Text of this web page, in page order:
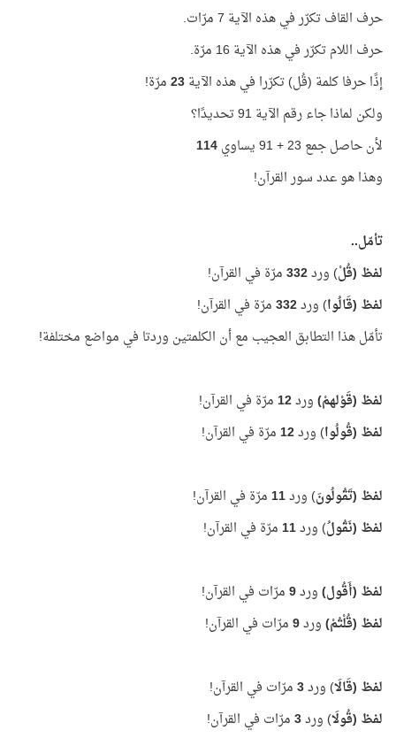
حرف القاف تكرّر في هذه الآية 7 مرّات.
حرف اللام تكرّر في هذه الآية 16 مرّة.
إذًا حرفا كلمة (قُل) تكرّرا في هذه الآية23مرّة!
ولكن لماذا جاء رقم الآية 91 تحديدًا؟
لأن حاصل جمع 23 + 91 يساوي
114
وهذا هو عدد سور القرآن!
تأمّل..
لفظ (قُلْ) ورد332مرّة في القرآن!
لفظ (قَالُوا) ورد332مرّة في القرآن!
تأمّل هذا التطابق العجيب مع أن الكلمتين وردتا في مواضع مختلفة!
لفظ (قَوْلهمْ)ورد12مرّة في القرآن!
لفظ (قُولُوا) ورد12مرّة في القرآن!
لفظ (تَقُولُونَ) ورد11مرّة في القرآن!
لفظ (نَقُولُ) ورد11مرّة في القرآن!
لفظ (أَقُول)ورد9مرّات في القرآن!
لفظ (قُلْتُمْ)ورد9مرّات في القرآن!
لفظ (قَالَا) ورد3مرّات في القرآن!
لفظ (قُولَا) ورد3مرّات في القرآن!